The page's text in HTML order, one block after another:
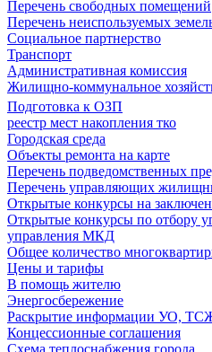
Перечень свободных помещений
Перечень неиспользуемых
Социальное партнерство
Транспорт
Административная комиссия
Жилищно-коммунальное
Подготовка к ОЗП
реестр мест накопления тко
Городская среда
Объекты ремонта на карте
Перечень подведомственных
Перечень управляющих
Открытые конкурсы на
Открытые конкурсы по отбору
управления МКД
Общее количество
Цены и тарифы
В помощь жителю
Энергосбережение
Раскрытие информации УО,
Концессионные соглашения
Схема теплоснабжения города